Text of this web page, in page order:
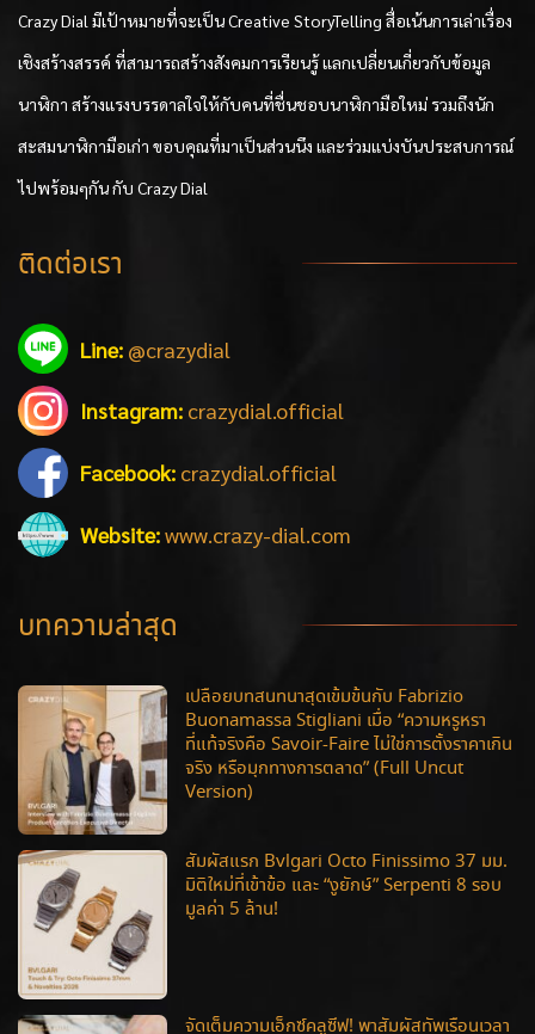
Crazy Dial มีเป้าหมายที่จะเป็น Creative StoryTelling สื่อเน้นการเล่าเรื่อง
เชิงสร้างสรรค์ ที่สามารถสร้างสังคมการเรียนรู้ แลกเปลี่ยนเกี่ยวกับข้อมูล
นาฬิกา สร้างแรงบรรดาลใจให้กับคนที่ชื่นชอบนาฬิกามือใหม่ รวมถึงนัก
สะสมนาฬิกามือเก่า ขอบคุณที่มาเป็นส่วนนึง และร่วมแบ่งบันประสบการณ์
ไปพร้อมๆกัน กับ Crazy Dial
ติดต่อเรา
Line: @crazydial
Instagram: crazydial.official
Facebook: crazydial.official
Website:www.crazy-dial.com
บทความล่าสุด
เปลือยบทสนทนาสุดเข้มข้นกับ Fabrizio
Buonamassa Stigliani เมื่อ “ความหรูหรา
ที่แท้จริงคือ Savoir-Faire ไม่ใช่การตั้งราคาเกิน
จริง หรือมุกทางการตลาด” (Full Uncut
Version)
สัมผัสแรก Bvlgari Octo Finissimo 37 มม.
มิติใหม่ที่เข้าข้อ และ “งูยักษ์” Serpenti 8 รอบ
มูลค่า 5 ล้าน!
จัดเต็มความเอ็กซ์คลูซีฟ! พาสัมผัสทัพเรือนเวลา